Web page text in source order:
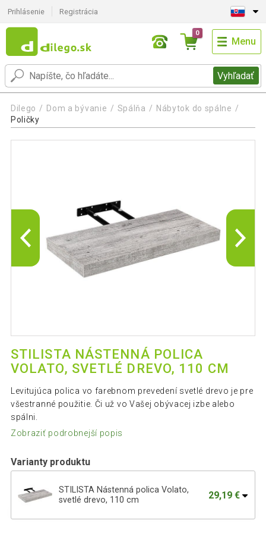
Prihlásenie Registrácia
Vyhľadať
0
Menu
Dilego Dom a bývanie Spálňa
Nábytok do spálne
Poličky
STILISTA NÁSTENNÁ POLICA
VOLATO, SVETLÉ DREVO, 110 CM
Levitujúca polica vo farebnom prevedení svetlé drevo je pre
všestranné použitie. Či už vo Vašej obývacej izbe alebo
spálni.
Zobraziť podrobnejší popis
Varianty produktu
STILISTA Nástenná polica Volato,
svetlé drevo, 110 cm
29,19 €